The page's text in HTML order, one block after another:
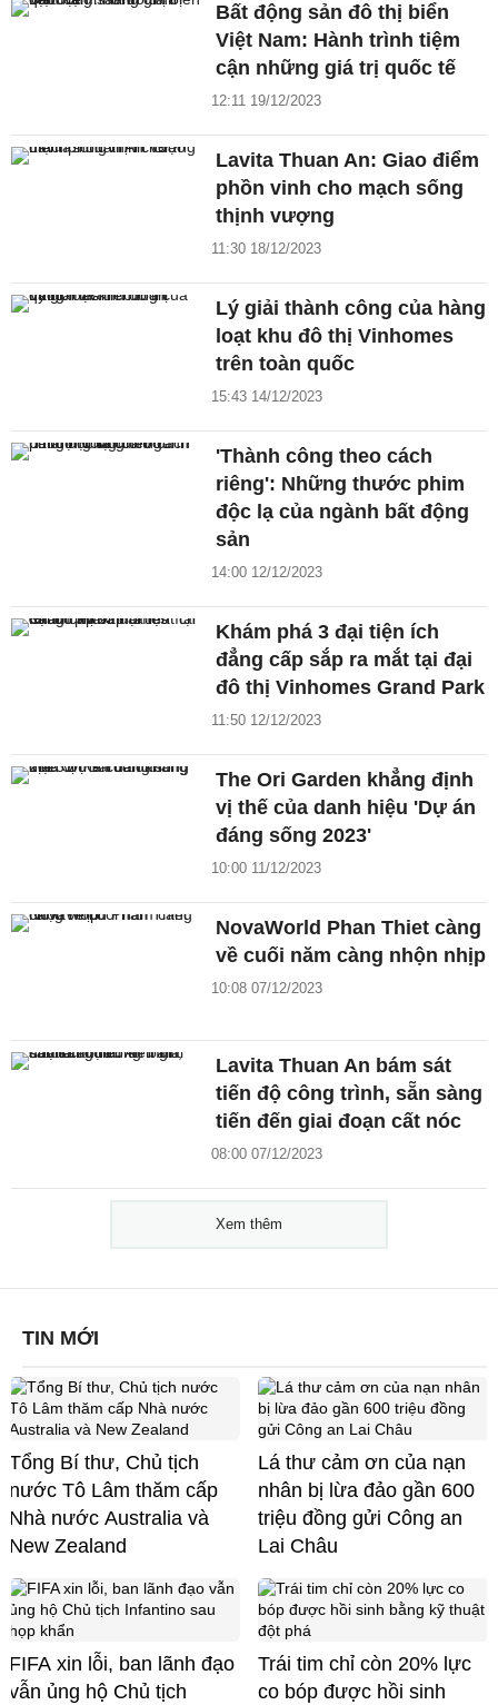
Bất động sản đô thị biển
Việt Nam: Hành trình tiệm
cận những giá trị quốc tế
12:11 19/12/2023
Lavita Thuan An: Giao điểm
phồn vinh cho mạch sống
thịnh vượng
11:30 18/12/2023
Lý giải thành công của hàng
loạt khu đô thị Vinhomes
trên toàn quốc
15:43 14/12/2023
'Thành công theo cách
riêng': Những thước phim
độc lạ của ngành bất động
sản
14:00 12/12/2023
Khám phá 3 đại tiện ích
đẳng cấp sắp ra mắt tại đại
đô thị Vinhomes Grand Park
11:50 12/12/2023
The Ori Garden khẳng định
vị thế của danh hiệu 'Dự án
đáng sống 2023'
10:00 11/12/2023
NovaWorld Phan Thiet càng
về cuối năm càng nhộn nhịp
10:08 07/12/2023
Lavita Thuan An bám sát
tiến độ công trình, sẵn sàng
tiến đến giai đoạn cất nóc
08:00 07/12/2023
Xem thêm
TIN MỚI
Tổng Bí thư, Chủ tịch
nước Tô Lâm thăm cấp
Nhà nước Australia và
New Zealand
Lá thư cảm ơn của nạn
nhân bị lừa đảo gần 600
triệu đồng gửi Công an
Lai Châu
FIFA xin lỗi, ban lãnh đạo
vẫn ủng hộ Chủ tịch
Trái tim chỉ còn 20% lực
co bóp được hồi sinh